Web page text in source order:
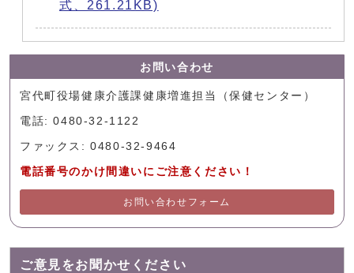
式、261.21KB)
お問い合わせ
宮代町役場健康介護課健康増進担当（保健センター）
電話: 0480-32-1122
ファックス: 0480-32-9464
電話番号のかけ間違いにご注意ください！
お問い合わせフォーム
ご意見をお聞かせください